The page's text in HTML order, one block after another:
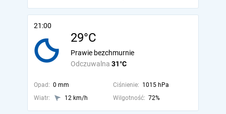
21:00
29°C
Odczuwalna 31°C
Prawie bezchmurnie
Opad: 0 mm Ciśnienie: 1015 hPa
Wiatr:
12 km/h Wilgotność: 72%